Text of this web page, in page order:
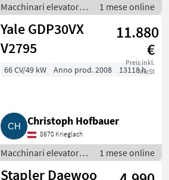
Macchinari elevatori e
per magazzino /
Carrelli elevatori
1 mese online
Yale GDP30VX
V2795
11.880
€
Preis inkl.
MwSt
66 CV/49 kW Anno prod. 2008 13118 h
Christoph Hofbauer
8670 Krieglach
Macchinari elevatori e
per magazzino /
Carrelli elevatori
1 mese online
Stapler Daewoo